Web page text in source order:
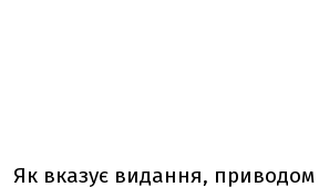
Як вказує видання, приводом